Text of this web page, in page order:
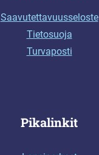
Saavutettavuusseloste
Tietosuoja
Turvaposti
Pikalinkit